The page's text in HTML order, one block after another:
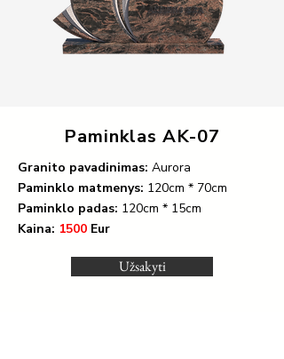
Paminklas AK-07
Granito pavadinimas: Aurora
Paminklo matmenys: 120cm * 70cm
Paminklo padas: 120cm * 15cm
Kaina: 1500 Eur
Užsakyti